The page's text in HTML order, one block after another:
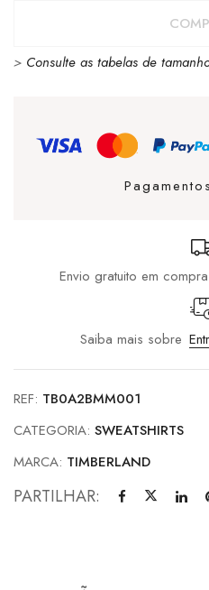
River
Black
> Consulte as tabelas de
Envio gratuito em
Saiba mais sobre
REF: TB0A2BMM001
CATEGORIA: SWEATSHIRTS
MARCA: TIMBERLAND
PARTILHAR: